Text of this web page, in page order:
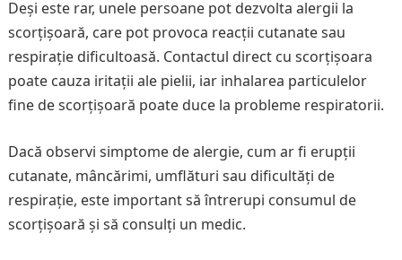
Deși este rar, unele persoane pot dezvolta alergii la
scorțișoară, care pot provoca reacții cutanate sau
respirație dificultoasă. Contactul direct cu scorțișoara
poate cauza iritații ale pielii, iar inhalarea particulelor
fine de scorțișoară poate duce la probleme respiratorii.
Dacă observi simptome de alergie, cum ar fi erupții
cutanate, mâncărimi, umflături sau dificultăți de
respirație, este important să întrerupi consumul de
scorțișoară și să consulți un medic.